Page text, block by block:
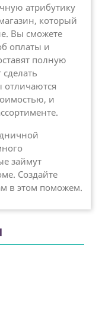
атрибутику
который
Вы сможете
оплаты и
полную
и
займут
Создайте
в этом поможем.